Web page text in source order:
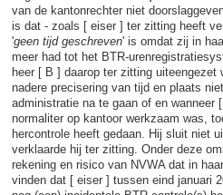
van de kantonrechter niet
is dat - zoals [ eiser ] ter zitting heeft
'geen tijd geschreven' is omdat zij in
meer had tot het BTR-
heer [ B ] daarop ter zitting uiteengezet
nadere precisering van tijd en plaats
administratie na te gaan of en wanneer
normaliter op kantoor werkzaam was,
hercontrole heeft gedaan. Hij sluit niet
verklaarde hij ter zitting. Onder deze
rekening en risico van NVWA dat in
vinden dat [ eiser ] tussen eind januari